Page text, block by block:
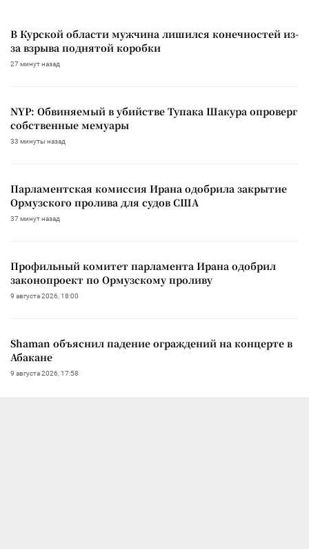
В Курской области мужчина лишился конечностей из-
за взрыва поднятой коробки
27 минут назад
NYP: Обвиняемый в убийстве Тупака Шакура опроверг
собственные мемуары
33 минуты назад
Парламентская комиссия Ирана одобрила закрытие
Ормузского пролива для судов США
37 минут назад
Профильный комитет парламента Ирана одобрил
законопроект по Ормузскому проливу
9 августа 2026, 18:00
Shaman объяснил падение ограждений на концерте в
Абакане
9 августа 2026, 17:58